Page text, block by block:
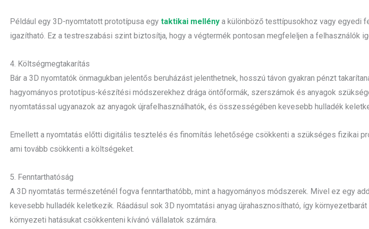
Például egy 3D-nyomtatott prototípusa egy taktikai mellény a különböző testtípusokhoz vagy egyedi
igazítható. Ez a testreszabási szint biztosítja, hogy a végtermék pontosan megfeleljen a felhasználók
4. Költségmegtakarítás
Bár a 3D nyomtatók önmagukban jelentős beruházást jelenthetnek, hosszú távon gyakran pénzt
hagyományos prototípus-készítési módszerekhez drága öntőformák, szerszámok és anyagok
nyomtatással ugyanazok az anyagok újrafelhasználhatók, és összességében kevesebb hulladék
Emellett a nyomtatás előtti digitális tesztelés és finomítás lehetősége csökkenti a szükséges fizikai
ami tovább csökkenti a költségeket.
5. Fenntarthatóság
A 3D nyomtatás természeténél fogva fenntarthatóbb, mint a hagyományos módszerek. Mivel ez egy
kevesebb hulladék keletkezik. Ráadásul sok 3D nyomtatási anyag újrahasznosítható, így
környezeti hatásukat csökkenteni kívánó vállalatok számára.